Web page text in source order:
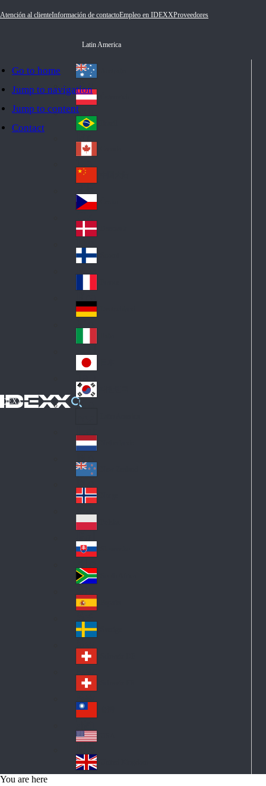
Go to home
Jump to navigation
Jump to content
Contact
Atención al clienteInformación de contactoEmpleo en IDEXXProveedores
IDEXX
Latin America
Au
str
ali
a
Au
stri
a
Br
azi
l
Ca
na
da
Ch
ina
Cz
ec
h
De
nm
ark
Fin
d
Fra
nc
e
Ge
an
y
Ital
y
Jap
an
Ko
Lat
in
A
me
ric
a
Ne
the
rla
nd
s
Ne
w
Ze
ala
nd
No
rw
ay
Pol
an
d
Slo
va
kia
So
uth
Af
ric
a
Sp
ain
Sw
ed
en
Sw
itz
erl
an
d
Sw
itz
erl
an
d
wa
n
A
Un
You are here